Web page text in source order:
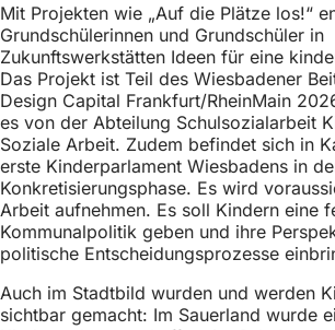
Mit Projekten wie „Auf die Plätze los!“
Grundschülerinnen und Grundschüler in
Zukunftswerkstätten Ideen für eine
Das Projekt ist Teil des Wiesbadener
Design Capital Frankfurt/RheinMain
es von der Abteilung Schulsozialarbeit
Soziale Arbeit. Zudem befindet sich in
erste Kinderparlament Wiesbadens in
Konkretisierungsphase. Es wird
Arbeit aufnehmen. Es soll Kindern eine
Kommunalpolitik geben und ihre
politische Entscheidungsprozesse
Auch im Stadtbild wurden und werden
sichtbar gemacht: Im Sauerland wurde